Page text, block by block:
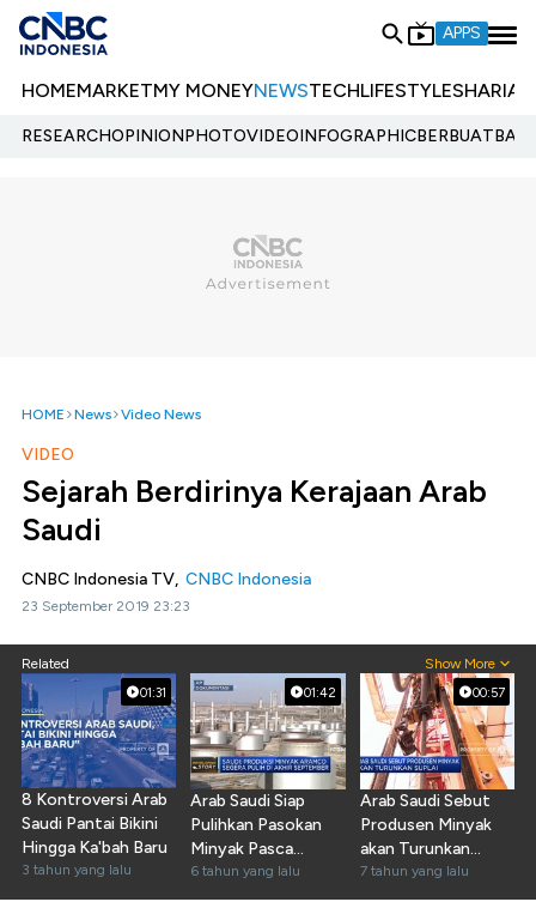
APPS
HOMEMARKETMY MONEYNEWSTECHLIFESTYLESHARIA
RESEARCHOPINIONPHOTOVIDEOINFOGRAPHIC
HOME News Video News
VIDEO
Sejarah Berdirinya Kerajaan Arab
Saudi
CNBC Indonesia TV, CNBC Indonesia
23 September 2019 23:23
Related Show More
01:31
8 Kontroversi Arab
Saudi Pantai Bikini
Hingga Ka'bah Baru
3 tahun yang lalu
01:42
Arab Saudi Siap
Pulihkan Pasokan
Minyak Pasca
Serangan
6 tahun yang lalu
00:57
Arab Saudi Sebut
Produsen Minyak
akan Turunkan
Suplai
7 tahun yang lalu